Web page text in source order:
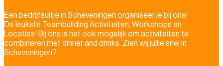
Een bedrijfsuitje in Scheveningen organiseer je bij ons!
Dé leukste Teambuilding Activiteiten, Workshops en
Locaties! Bij ons is het ook mogelijk om activiteiten te
combineren met dinner and drinks. Zien wij jullie snel in
Scheveningen?